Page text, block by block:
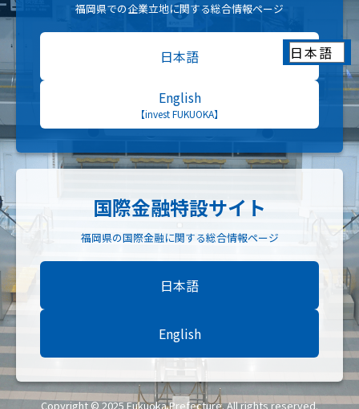
福岡県での企業立地に関する総合情報ページ
日本語
English
【invest FUKUOKA】
国際金融特設サイト
福岡県の国際金融に関する総合情報ページ
日本語
English
Copyright © 2025 Fukuoka Prefecture. All rights reserved.